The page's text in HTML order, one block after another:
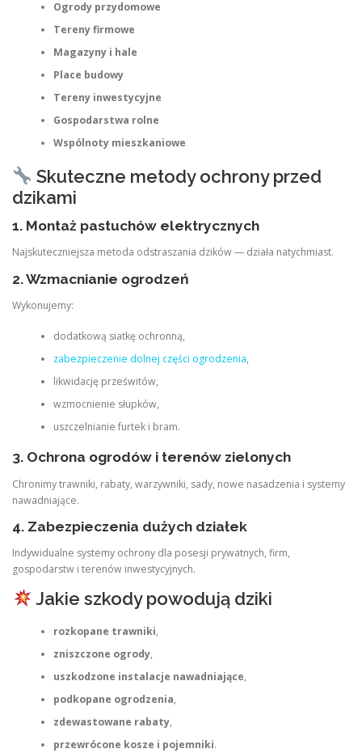
Ogrody przydomowe
Tereny firmowe
Magazyny i hale
Place budowy
Tereny inwestycyjne
Gospodarstwa rolne
Wspólnoty mieszkaniowe
Skuteczne metody ochrony przed
dzikami
1. Montaż pastuchów elektrycznych
Najskuteczniejsza metoda odstraszania dzików — działa natychmiast.
2.Wzmacnianie ogrodzeń
Wykonujemy:
dodatkową siatkę ochronną,
zabezpieczenie dolnej części ogrodzenia,
likwidację prześwitów,
wzmocnienie słupków,
uszczelnianie furtek i bram.
3. Ochrona ogrodów i terenów zielonych
Chronimy trawniki, rabaty, warzywniki, sady, nowe nasadzenia i systemy
nawadniające.
4. Zabezpieczenia dużych działek
Indywidualne systemy ochrony dla posesji prywatnych, firm,
gospodarstw i terenów inwestycyjnych.
Jakie szkody powodują dziki
rozkopane trawniki,
zniszczone ogrody,
uszkodzone instalacje nawadniające,
podkopane ogrodzenia,
zdewastowane rabaty,
przewrócone kosze i pojemniki.